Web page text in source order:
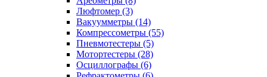
Люфтомер (3)
Вакуумметры (14)
Компрессометры (55)
Пневмотестеры (5)
Мотортестеры (28)
Осциллографы (6)